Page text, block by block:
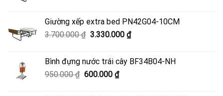
4.500.000 ₫.là:
4.050.000 ₫.
Giường xếp extra bed PN42G04-10CM
3.700.000₫ Giá
3.700.000 ₫.
3.330.000 ₫Giá
là:
Bình đựng nước trái cây BF34B04-NH
950.000₫ Giá
600.000 ₫Giá